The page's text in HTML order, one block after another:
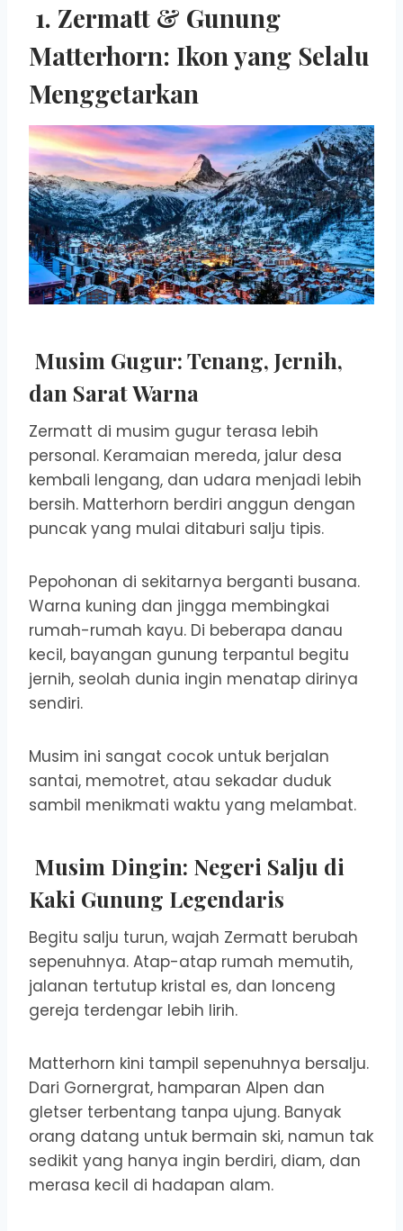
1. Zermatt & Gunung
Matterhorn: Ikon yang Selalu
Menggetarkan
Musim Gugur: Tenang, Jernih,
dan Sarat Warna
Zermatt di musim gugur terasa lebih
personal. Keramaian mereda, jalur desa
kembali lengang, dan udara menjadi lebih
bersih. Matterhorn berdiri anggun dengan
puncak yang mulai ditaburi salju tipis.
Pepohonan di sekitarnya berganti busana.
Warna kuning dan jingga membingkai
rumah-rumah kayu. Di beberapa danau
kecil, bayangan gunung terpantul begitu
jernih, seolah dunia ingin menatap dirinya
sendiri.
Musim ini sangat cocok untuk berjalan
santai, memotret, atau sekadar duduk
sambil menikmati waktu yang melambat.
Musim Dingin: Negeri Salju di
Kaki Gunung Legendaris
Begitu salju turun, wajah Zermatt berubah
sepenuhnya. Atap-atap rumah memutih,
jalanan tertutup kristal es, dan lonceng
gereja terdengar lebih lirih.
Matterhorn kini tampil sepenuhnya bersalju.
Dari Gornergrat, hamparan Alpen dan
gletser terbentang tanpa ujung. Banyak
orang datang untuk bermain ski, namun tak
sedikit yang hanya ingin berdiri, diam, dan
merasa kecil di hadapan alam.